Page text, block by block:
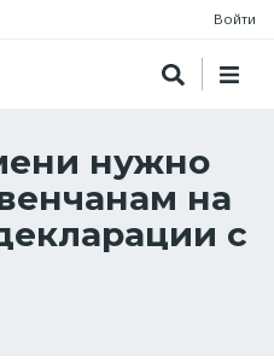
Войти
нужно
на
с